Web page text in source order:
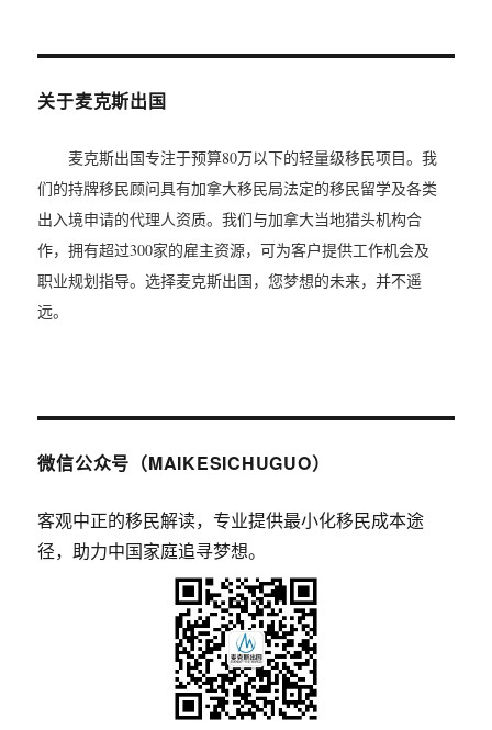
关于麦克斯出国
麦克斯出国专注于预算80万以下的轻量级移民项目。我
们的持牌移民顾问具有加拿大移民局法定的移民留学及各类
出入境申请的代理人资质。我们与加拿大当地猎头机构合
作，拥有超过300家的雇主资源，可为客户提供工作机会及
职业规划指导。选择麦克斯出国，您梦想的未来，并不遥
远。
微信公众号（MAIKESICHUGUO）
客观中正的移民解读，专业提供最小化移民成本途
径，助力中国家庭追寻梦想。